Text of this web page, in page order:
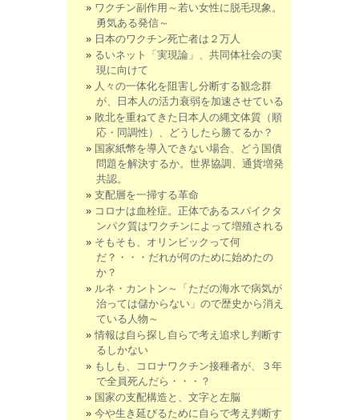
ワクチン副作用～若い女性に脱毛現象。
勇気ある発信～
日本のワクチン死亡者は２万人
るいネット「実現論」、共同体社会の実
現に向けて
人々の一体化を阻害し分断する観念群
が、日本人の活力衰弱を加速させている
敗北を重ねてきた日本人の縄文体質（順
応・同調性）、どうしたら勝てるか？
国家紙幣を導入できない場合、どう国債
問題を解決するか。世界協調、通貨増発
共認。
支配層を一掃する革命
コロナは血栓症。正体であるスパイクタ
ンパク質はワクチンによって増殖される
そもそも、オリンピックって何
だ？・・・だれが何のために始めたの
か？
ルネ・カントン～「ただの海水で病気が
治っては儲からない」ので歴史から消え
ている人物～
情報は自ら探し自らで考え追求し判断す
るしかない
もしも、コロナワクチン接種者が、３年
で全員死んだら・・・？
国家の支配構造と、文字と左脳
今や生き延びるために自らで考え判断す